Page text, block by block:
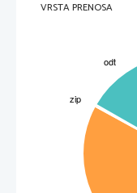
Kloni so organizmi,
kot tudi občasna
VRSTA PRENOSA